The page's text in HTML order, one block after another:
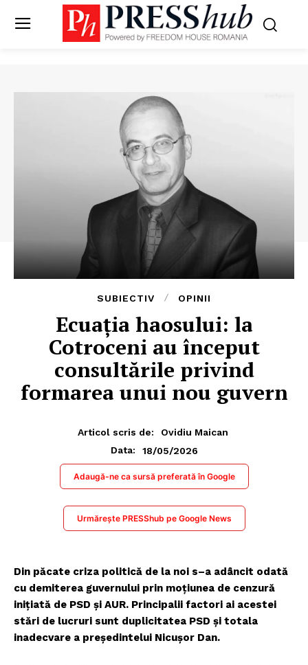
SUBIECTIV OPINII
Ecuația haosului: la
Cotroceni au început
consultările privind
formarea unui nou guvern
Articol scris de:
Ovidiu Maican
Data:
18/05/2026
Adaugă-ne ca sursă preferată în Google
Urmărește PRESShub pe Google News
Din păcate criza politică de la noi s–a adâncit odată
cu demiterea guvernului prin moțiunea de cenzură
inițiată de PSD și AUR. Principalii factori ai acestei
stări de lucruri sunt duplicitatea PSD și totala
inadecvare a președintelui Nicușor Dan.